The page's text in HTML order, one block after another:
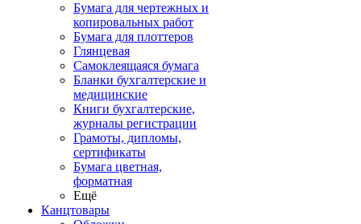
Бумага для чертежных и
копировальных работ
Бумага для плоттеров
Глянцевая
Самоклеящаяся бумага
Бланки бухгалтерские и
медицинские
Книги бухгалтерские,
журналы регистрации
Грамоты, дипломы,
сертификаты
Бумага цветная,
форматная
Ещё
Канцтовары